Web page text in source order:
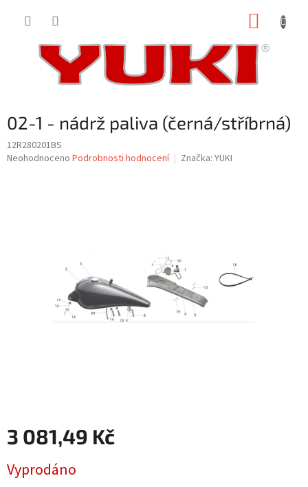
02-1 - nádrž paliva (černá/stříbrná)
12R280201BS
Průměrné
Neohodnoceno Podrobnosti hodnocení Značka: YUKI
3 081,49 Kč
cena:
Vyprodáno